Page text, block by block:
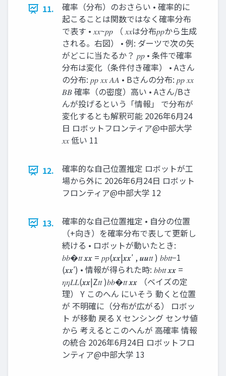
11.
確率（分布）のおさらい • 確率的に
起こることは関数ではなく確率分布
で表す • 𝑥𝑥~𝑝𝑝 （ 𝑥𝑥は分布𝑝𝑝から生成
される。右図） • 例: ダーツで次の矢
がどこに当たるか？ 𝑝𝑝 • 条件で確率
分布は変化（条件付き確率） • Aさん
の分布: 𝑝𝑝 𝑥𝑥 𝐴𝐴 • Bさんの分布: 𝑝𝑝 𝑥𝑥
𝐵𝐵 確率（の密度）高い • Aさん/Bさ
んが投げるという「情報」 で分布が
変化するとも解釈可能 2026年6月24
日 ロボットフロンティア@中部大学
𝑥𝑥 低い 11
12.
確率的な自己位置推定 ロボットが工
場から外に 2026年6月24日 ロボット
フロンティア@中部大学 12
13.
確率的な自己位置推定 • 自分の位置
（+向き）を確率分布で表して更新し
続ける • ロボットが動いたとき:
𝑏𝑏�𝑡𝑡 𝒙𝒙 = 𝑝𝑝(𝒙𝒙|𝒙𝒙′ , 𝒖𝒖𝑡𝑡 ) 𝑏𝑏𝑡𝑡−1
(𝒙𝒙′) • 情報が得られた時: 𝑏𝑏𝑡𝑡 𝒙𝒙 =
𝜂𝜂𝐿𝐿(𝒙𝒙|Z𝑡𝑡 )𝑏𝑏�𝑡𝑡 𝒙𝒙 （ベイズの定
理） Y このへん にいそう 動くと位置
が 不明確に（分布が広がる） ロボッ
ト が移動 戻る X センシング センサ値
から 考えるとこのへんが 高確率 情報
の統合 2026年6月24日 ロボットフロ
ンティア@中部大学 13